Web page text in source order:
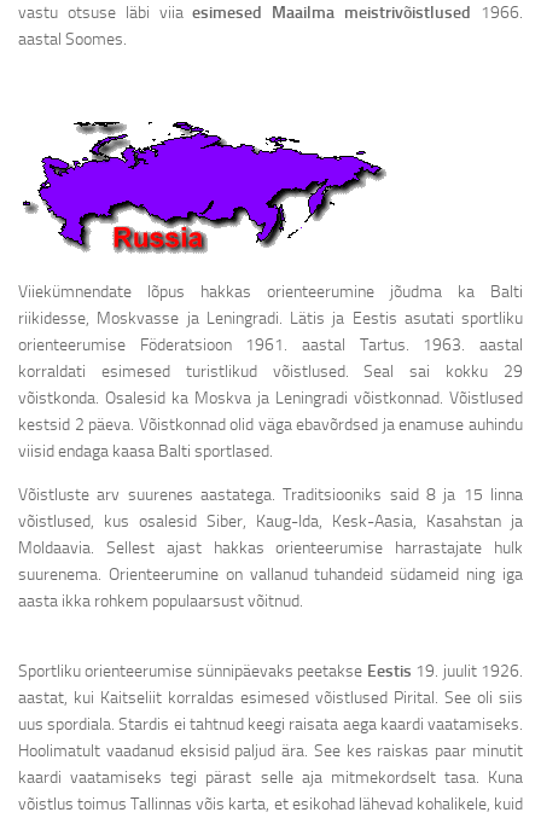
vastu otsuse läbi viiaesimesed Maailma meistrivõistlused 1966.
aastal Soomes.
Viiekümnendate lõpus hakkas orienteerumine jõudma ka Balti
riikidesse, Moskvasse ja Leningradi. Lätis ja Eestis asutati sportliku
orienteerumise Föderatsioon 1961. aastal Tartus. 1963. aastal
korraldati esimesed turistlikud võistlused. Seal sai kokku 29
võistkonda. Osalesid ka Moskva ja Leningradi võistkonnad. Võistlused
kestsid 2 päeva. Võistkonnad olid väga ebavõrdsed ja enamuse auhindu
viisid endaga kaasa Balti sportlased.
Võistluste arv suurenes aastatega. Traditsiooniks said 8 ja 15 linna
võistlused, kus osalesid Siber, Kaug-Ida, Kesk-Aasia, Kasahstan ja
Moldaavia. Sellest ajast hakkas orienteerumise harrastajate hulk
suurenema. Orienteerumine on vallanud tuhandeid südameid ning iga
aasta ikka rohkem populaarsust võitnud.
Sportliku orienteerumise sünnipäevaks peetakse Eestis 19. juulit 1926.
aastat, kui Kaitseliit korraldas esimesed võistlused Pirital. See oli siis
uus spordiala. Stardis ei tahtnud keegi raisata aega kaardi vaatamiseks.
Hoolimatult vaadanud eksisid paljud ära. See kes raiskas paar minutit
kaardi vaatamiseks tegi pärast selle aja mitmekordselt tasa. Kuna
võistlus toimus Tallinnas võis karta, et esikohad lähevad kohalikele, kuid